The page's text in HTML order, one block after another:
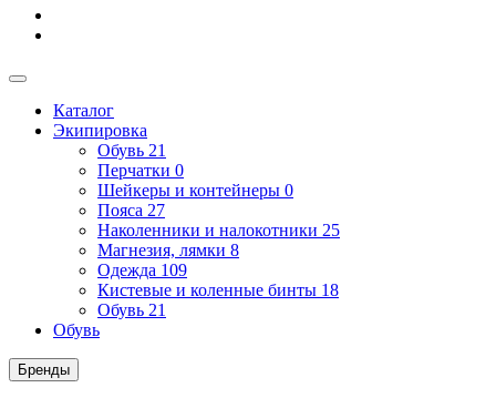
Каталог
Экипировка
Обувь 21
Перчатки 0
Шейкеры и контейнеры 0
Пояса 27
Наколенники и налокотники 25
Магнезия, лямки 8
Одежда 109
Кистевые и коленные бинты 18
Обувь 21
Обувь
Бренды